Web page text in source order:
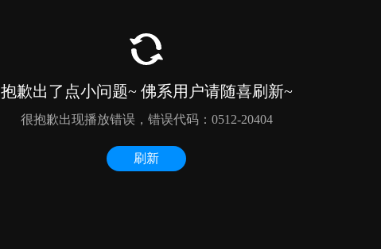
抱歉出了点小问题~ 佛系用户请随喜刷新~
很抱歉出现播放错误，错误代码：0512-20404
刷新